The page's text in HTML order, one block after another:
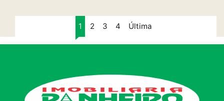
1 2 3 4 Última